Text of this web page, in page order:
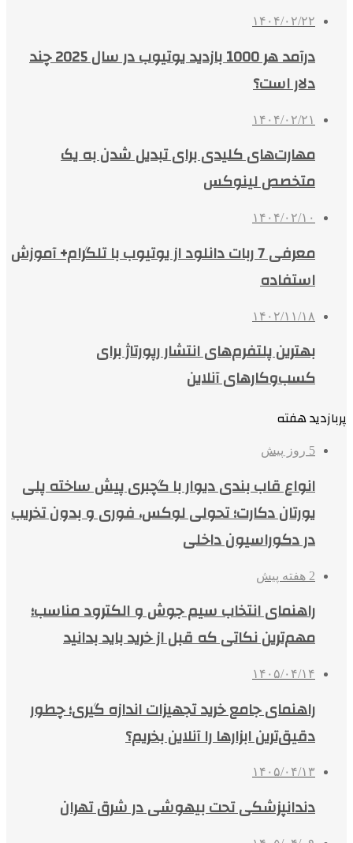
۱۴۰۴/۰۲/۲۲
درآمد هر 1000 بازدید یوتیوب در سال 2025 چند
دلار است؟
۱۴۰۴/۰۲/۲۱
مهارت‌های کلیدی برای تبدیل شدن به یک
متخصص لینوکس
۱۴۰۴/۰۲/۱۰
معرفی 7 ربات دانلود از یوتیوب با تلگرام+ آموزش
استفاده
۱۴۰۲/۱۱/۱۸
بهترین پلتفرم‌های انتشار رپورتاژ برای
کسب‌وکارهای آنلاین
پربازدید هفته
5 روز پیش
انواع قاب بندی دیوار با گچبری پیش ساخته پلی
یورتان دکارت؛ تحولی لوکس، فوری و بدون تخریب
در دکوراسیون داخلی
2 هفته پیش
راهنمای انتخاب سیم جوش و الکترود مناسب؛
مهم‌ترین نکاتی که قبل از خرید باید بدانید
۱۴۰۵/۰۴/۱۴
راهنمای جامع خرید تجهیزات اندازه گیری؛ چطور
دقیق‌ترین ابزارها را آنلاین بخریم؟
۱۴۰۵/۰۴/۱۳
دندانپزشکی تحت بیهوشی در شرق تهران